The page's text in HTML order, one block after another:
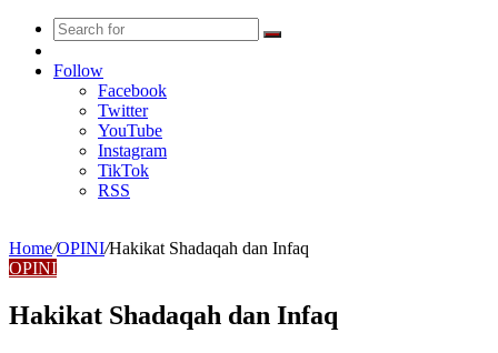
Search
Article
Follow
Facebook
Twitter
YouTube
Instagram
TikTok
RSS
Home/OPINI/Hakikat Shadaqah dan Infaq
OPINI
Hakikat Shadaqah dan Infaq